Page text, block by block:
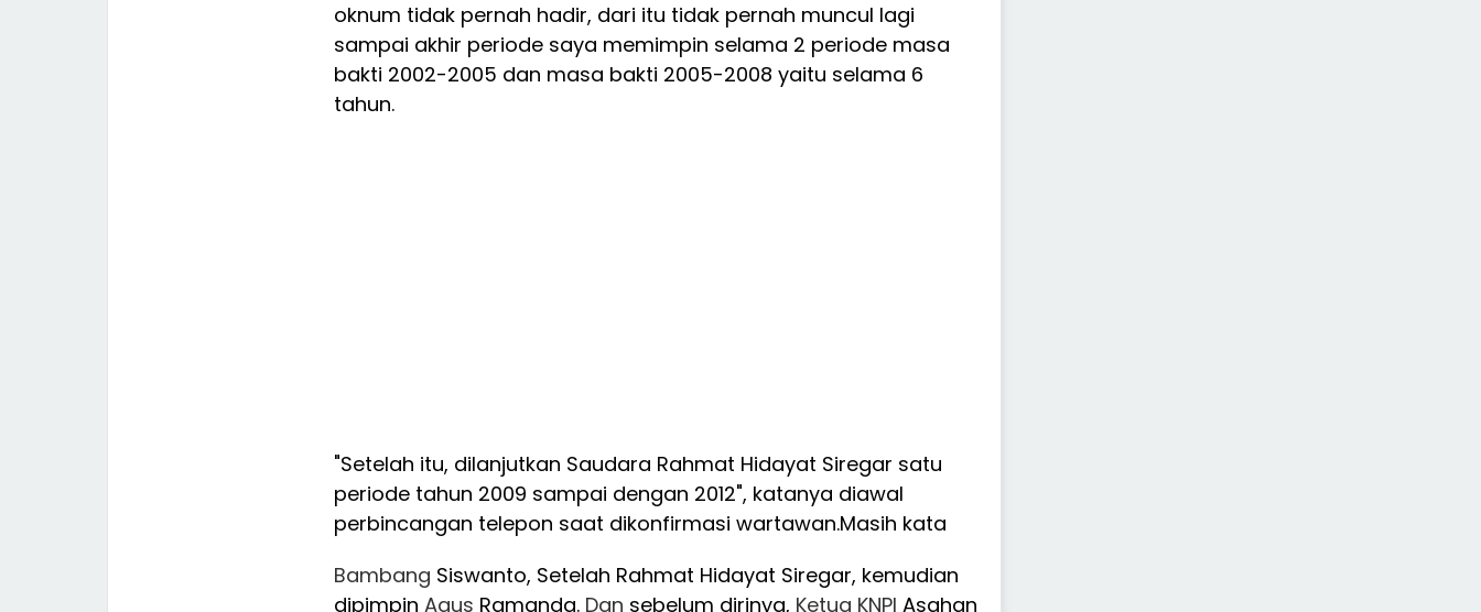
oknum tidak pernah hadir, dari itu tidak pernah muncul lagi
sampai akhir periode saya memimpin selama 2 periode masa
bakti 2002-2005 dan masa bakti 2005-2008 yaitu selama 6
tahun.
"Setelah itu, dilanjutkan Saudara Rahmat Hidayat Siregar satu
periode tahun 2009 sampai dengan 2012", katanya diawal
perbincangan telepon saat dikonfirmasi wartawan.Masih kata
Bambang Siswanto, Setelah Rahmat Hidayat Siregar, kemudian
dipimpin Agus Ramanda. Dan sebelum dirinya, Ketua KNPI Asahan